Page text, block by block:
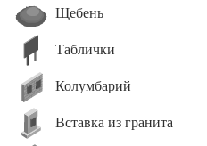
Щебень
Таблички
Колумбарий
Вставка из гранита